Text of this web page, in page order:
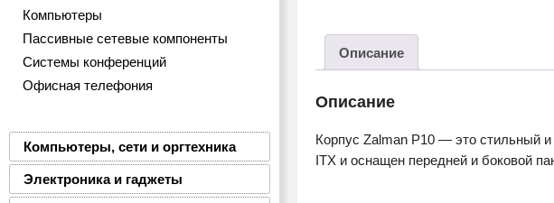
Компьютеры
Пассивные сетевые компоненты
Системы конференций
Офисная телефония
Компьютеры, сети и оргтехника
Электроника и гаджеты
Описание
Описание
Корпус Zalman P10 — это стильный
ITX и оснащен передней и боковой